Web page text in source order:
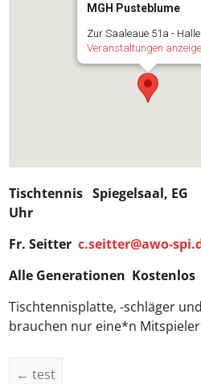
MGH Pusteblume
Zur Saaleaue 51a - Halle
Veranstaltungen
Tischtennis Spiegelsaal,
Uhr
Fr. Seitterc.seitter@awo-
Alle Generationen Kostenlos
Tischtennisplatte, -schläger
brauchen nur eine*n
← test